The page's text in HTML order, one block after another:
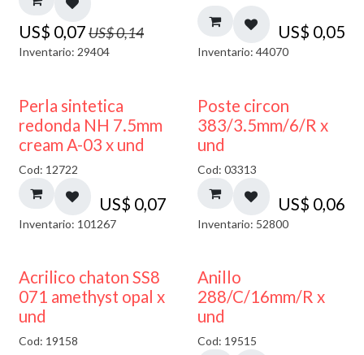
US$ 0,07US$0,14
Inventario: 29404
US$ 0,05
Inventario: 44070
Perla sintetica
redonda NH 7.5mm
cream A-03 x und
Cod: 12722
US$ 0,07
Inventario: 101267
Poste circon
383/3.5mm/6/R x
und
Cod: 03313
US$ 0,06
Inventario: 52800
50% DESCUENTO
Acrilico chaton SS8
071 amethyst opal x
und
Cod: 19158
Anillo
288/C/16mm/R x
und
Cod: 19515